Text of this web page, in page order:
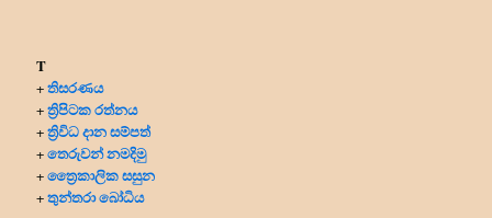
T
+තිසරණය
+ත්‍රිපිටක රත්නය
+ත්‍රිවිධ දාන සම්පත්
+තෙරුවන් නමදිමු
+ත්‍රෛකාලික සසුන
+තුන්තරා බෝධිය